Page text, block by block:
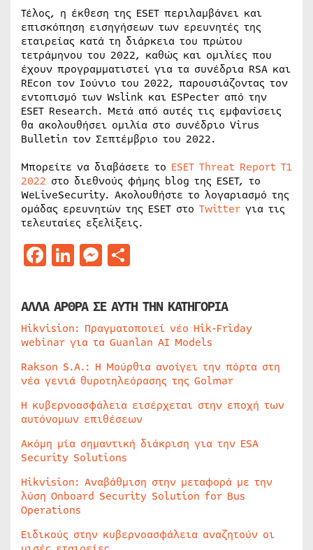
Τέλος, η έκθεση της ESET περιλαμβάνει και
επισκόπηση εισηγήσεων των ερευνητές της
εταιρείας κατά τη διάρκεια του πρώτου
τετράμηνου του 2022, καθώς και ομιλίες που
έχουν προγραμματιστεί για τα συνέδρια RSA και
REcon τον Ιούνιο του 2022, παρουσιάζοντας τον
εντοπισμό των Wslink και ESPecter από την
ESET Research. Μετά από αυτές τις εμφανίσεις
θα ακολουθήσει ομιλία στο συνέδριο Virus
Bulletin τον Σεπτέμβριο του 2022.
Μπορείτε να διαβάσετε το ESET Threat Report T1
2022 στο διεθνούς φήμης blog της ESET, το
WeLiveSecurity. Ακολουθήστε το λογαριασμό της
ομάδας ερευνητών της ESET στο Twitter για τις
τελευταίες εξελίξεις.
Facebook
LinkedIn
Messenger
ΑΛΛΑ ΑΡΘΡΑ ΣΕ ΑΥΤΗ ΤΗΝ ΚΑΤΗΓΟΡΙΑ
Hikvision: Πραγματοποιεί νέο Hik-Friday
webinar για τα Guanlan AI Models
Rakson S.A.: Η Μούρθια ανοίγει την πόρτα στη
νέα γενιά θυροτηλεόρασης της Golmar
Η κυβερνοασφάλεια εισέρχεται στην εποχή των
αυτόνομων επιθέσεων
Ακόμη μία σημαντική διάκριση για την ESA
Security Solutions
Hikvision: Αναβάθμιση στην μεταφορά με την
λύση Onboard Security Solution for Bus
Operations
Ειδικούς στην κυβερνοασφάλεια αναζητούν οι